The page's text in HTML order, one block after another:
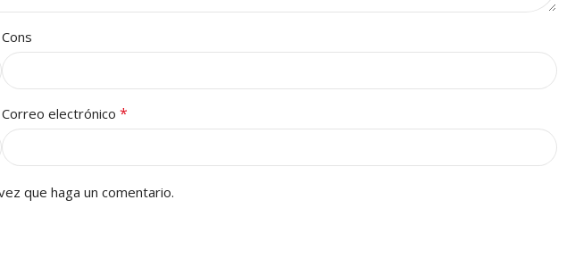
Cons
Correo electrónico *
que haga un comentario.